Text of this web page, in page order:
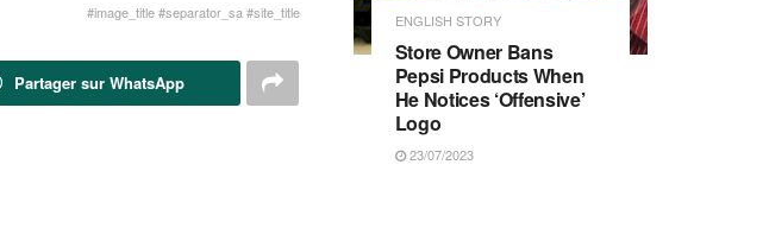
#image_title #separator_sa #site_title
Partager sur WhatsApp
ENGLISH STORY
Store Owner Bans
Pepsi Products When
He Notices ‘Offensive’
Logo
23/07/2023